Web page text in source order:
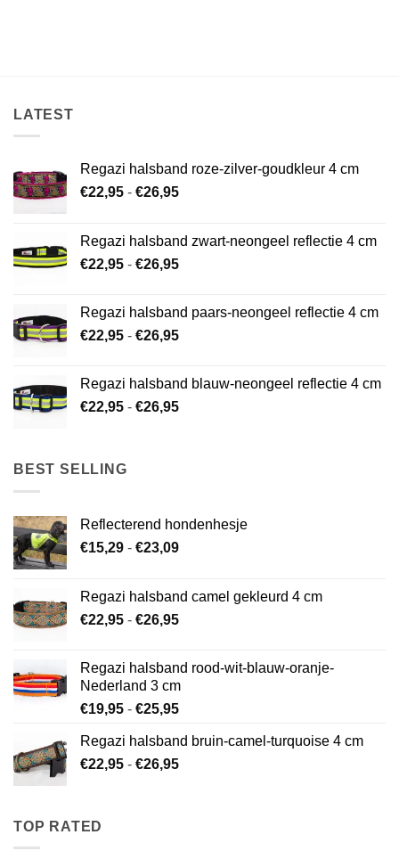
LATEST
Regazi halsband roze-zilver-goudkleur 4 cm
€22,95 - €26,95Prijsklasse:
€26,95
Regazi halsband zwart-neongeel reflectie 4 cm
€22,95 - €26,95Prijsklasse:
€26,95
Regazi halsband paars-neongeel reflectie 4 cm
€22,95 - €26,95Prijsklasse:
€26,95
Regazi halsband blauw-neongeel reflectie 4 cm
€22,95 - €26,95Prijsklasse:
BEST SELLING
Reflecterend hondenhesje
€15,29 - €23,09Prijsklasse:
€23,09
Regazi halsband camel gekleurd 4 cm
€22,95 - €26,95Prijsklasse:
€26,95
Regazi halsband rood-wit-blauw-oranje-
Nederland 3 cm
€19,95 - €25,95Prijsklasse:
tot
€25,95
Regazi halsband bruin-camel-turquoise 4 cm
€22,95 - €26,95Prijsklasse:
TOP RATED